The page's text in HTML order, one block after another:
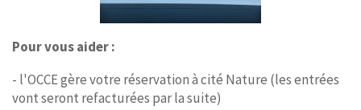
Pour vous aider :
- l'OCCE gère votre réservation à cité Nature (les entrées
vont seront refacturées par la suite)